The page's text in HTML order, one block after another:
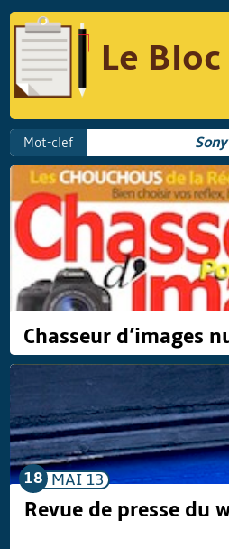
Le
INFORMATIQUE
PHOTOGRAPHIE
RÉFLEXIONS
COMPARATIF
COMPARATIF DES
Suivre Le Bloc Note
Mot-clef
Chasseur d’images
18 MAI 13
Revue de presse du